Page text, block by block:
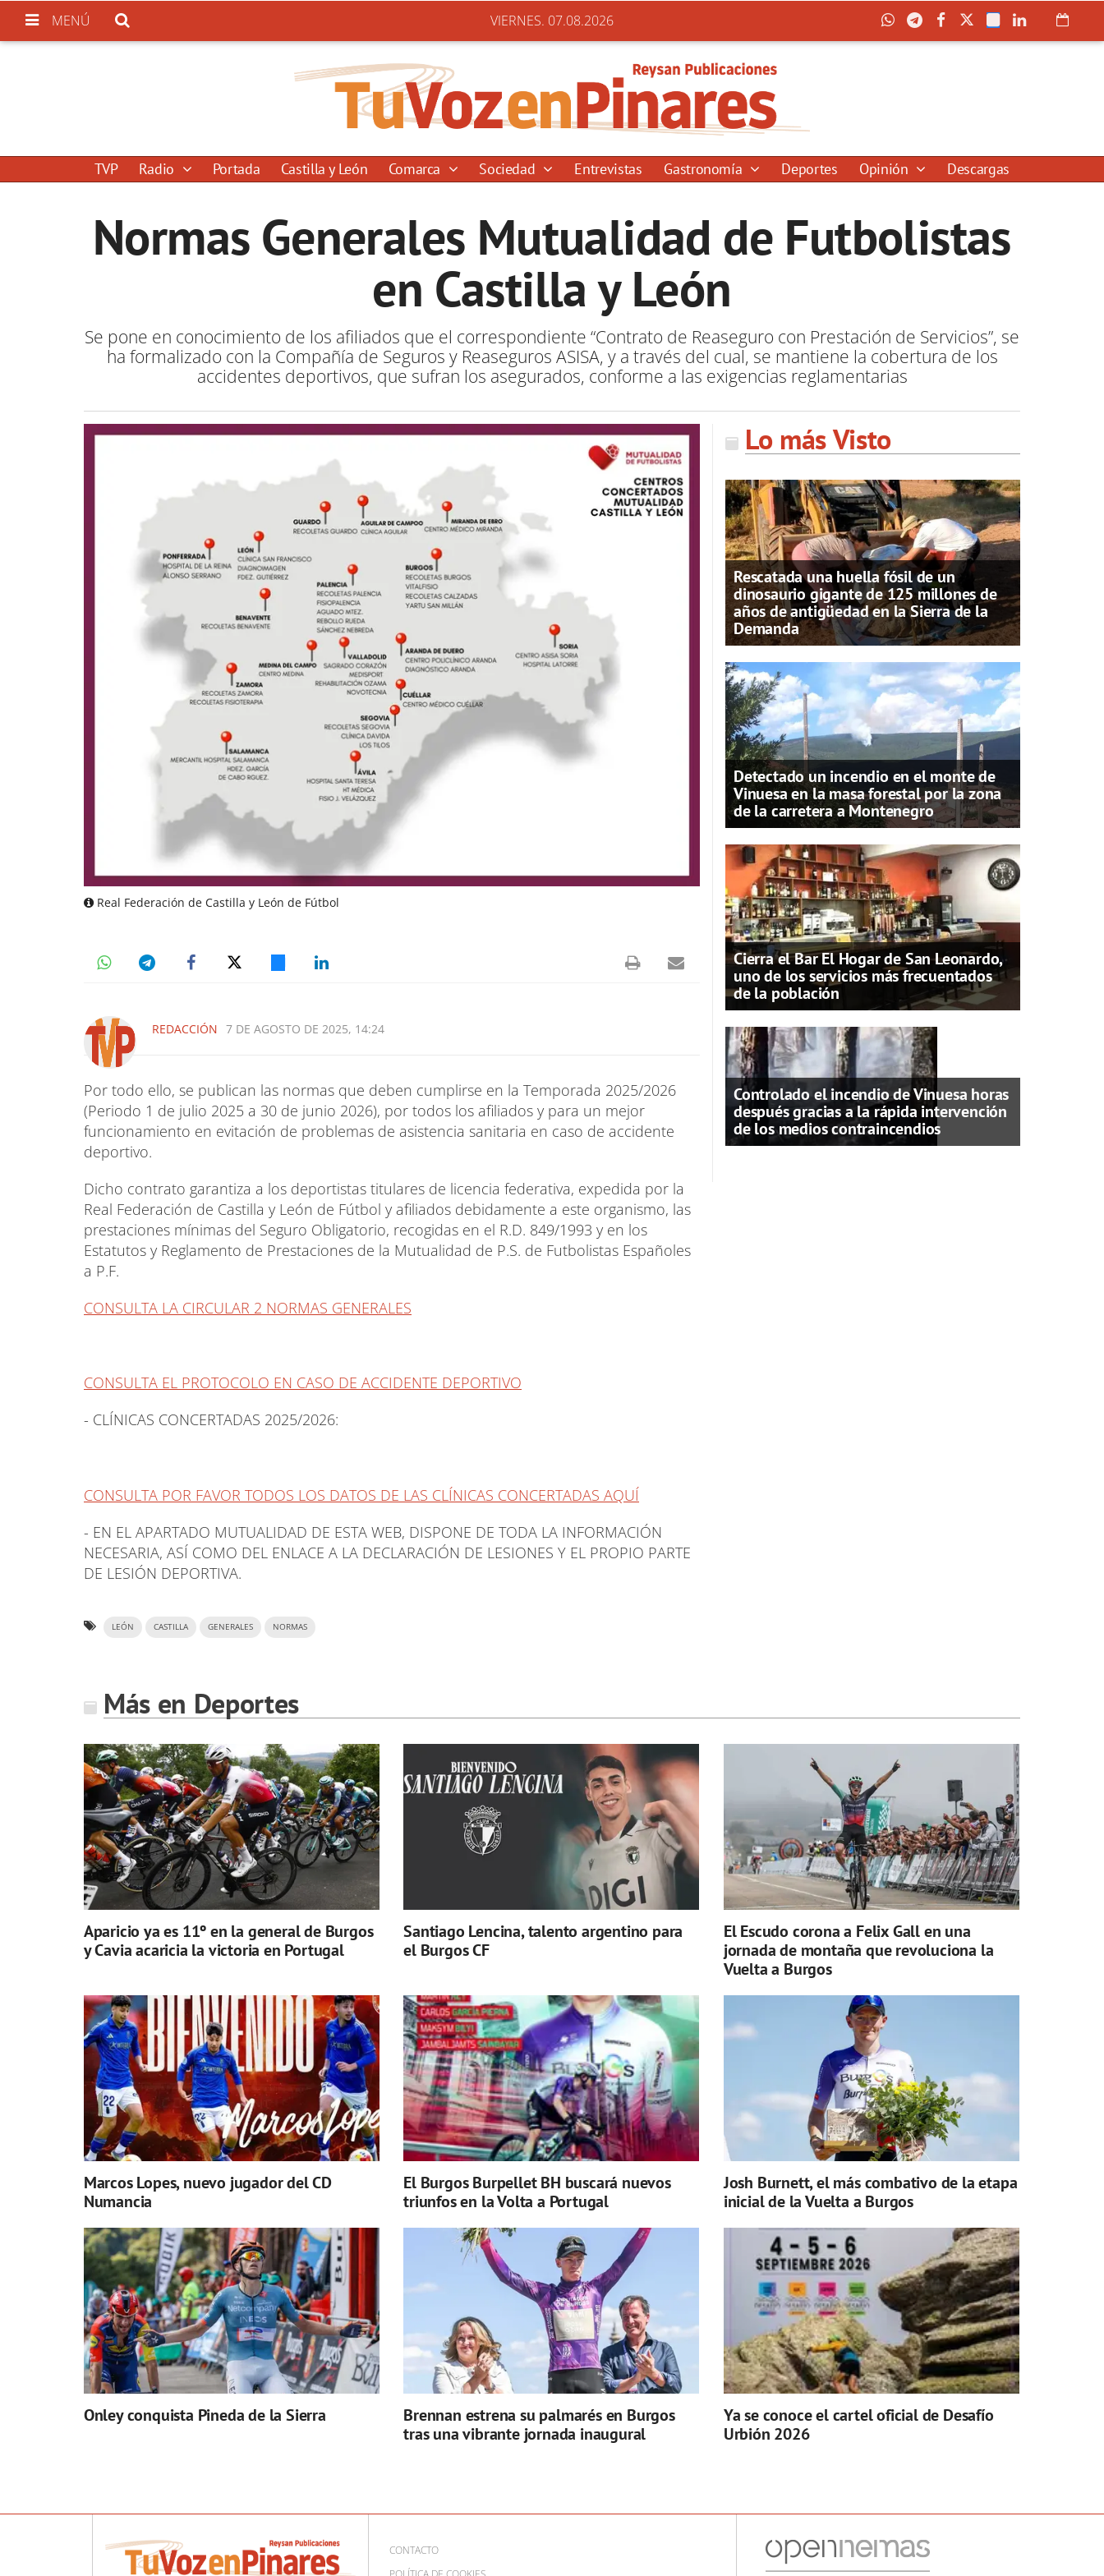
MENÚ VIERNES. 07.08.2026
TVP Radio Portada Castilla y León Comarca Sociedad Entrevistas Gastronomía Deportes Opinión Descargas
Normas Generales Mutualidad de Futbolistas
en Castilla y León
Se pone en conocimiento de los afiliados que el correspondiente “Contrato de Reaseguro con Prestación de Servicios”, se
ha formalizado con la Compañía de Seguros y Reaseguros ASISA, y a través del cual, se mantiene la cobertura de los
accidentes deportivos, que sufran los asegurados, conforme a las exigencias reglamentarias
Real Federación de Castilla y León de Fútbol
REDACCIÓN 7 DE AGOSTO DE 2025, 14:24
Por todo ello, se publican las normas que deben cumplirse en la Temporada 2025/2026
(Periodo 1 de julio 2025 a 30 de junio 2026), por todos los afiliados y para un mejor
funcionamiento en evitación de problemas de asistencia sanitaria en caso de accidente
deportivo.
Dicho contrato garantiza a los deportistas titulares de licencia federativa, expedida por la
Real Federación de Castilla y León de Fútbol y afiliados debidamente a este organismo, las
prestaciones mínimas del Seguro Obligatorio, recogidas en el R.D. 849/1993 y en los
Estatutos y Reglamento de Prestaciones de la Mutualidad de P.S. de Futbolistas Españoles
a P.F.
CONSULTA LA CIRCULAR 2 NORMAS GENERALES
CONSULTA EL PROTOCOLO EN CASO DE ACCIDENTE DEPORTIVO
- CLÍNICAS CONCERTADAS 2025/2026:
CONSULTA POR FAVOR TODOS LOS DATOS DE LAS CLÍNICAS CONCERTADAS AQUÍ
- EN EL APARTADO MUTUALIDAD DE ESTA WEB, DISPONE DE TODA LA INFORMACIÓN
NECESARIA, ASÍ COMO DEL ENLACE A LA DECLARACIÓN DE LESIONES Y EL PROPIO PARTE
DE LESIÓN DEPORTIVA.
LEÓN CASTILLA GENERALES NORMAS
Lo más Visto
Rescatada una huella fósil de un
dinosaurio gigante de 125 millones de
años de antigüedad en la Sierra de la
Demanda
Detectado un incendio en el monte de
Vinuesa en la masa forestal por la zona
de la carretera a Montenegro
Cierra el Bar El Hogar de San Leonardo,
uno de los servicios más frecuentados
de la población
Controlado el incendio de Vinuesa horas
después gracias a la rápida intervención
de los medios contraincendios
Más en Deportes
Aparicio ya es 11º en la general de Burgos
y Cavia acaricia la victoria en Portugal
Santiago Lencina, talento argentino para
el Burgos CF
El Escudo corona a Felix Gall en una
jornada de montaña que revoluciona la
Vuelta a Burgos
Marcos Lopes, nuevo jugador del CD
Numancia
El Burgos Burpellet BH buscará nuevos
triunfos en la Volta a Portugal
Josh Burnett, el más combativo de la etapa
inicial de la Vuelta a Burgos
Onley conquista Pineda de la Sierra
Brennan estrena su palmarés en Burgos
tras una vibrante jornada inaugural
Ya se conoce el cartel oficial de Desafío
Urbión 2026
CONTACTO